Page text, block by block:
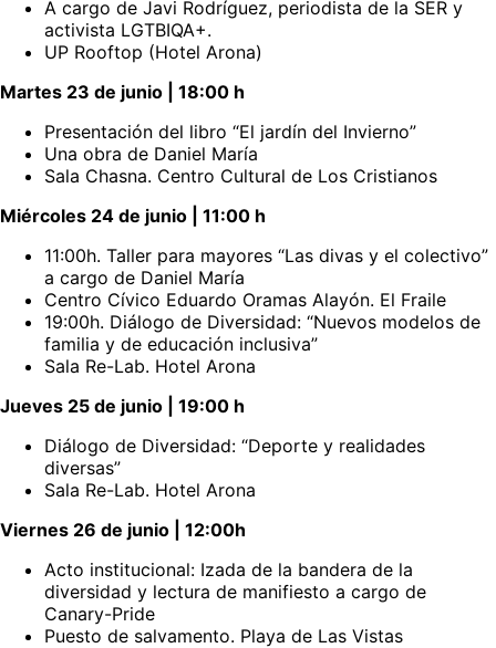
A cargo de Javi Rodríguez, periodista de la SER y
activista LGTBIQA+.
UP Rooftop (Hotel Arona)
Martes 23 de junio | 18:00 h
Presentación del libro “El jardín del Invierno”
Una obra de Daniel María
Sala Chasna. Centro Cultural de Los Cristianos
Miércoles 24 de junio | 11:00 h
11:00h. Taller para mayores “Las divas y el colectivo”
a cargo de Daniel María
Centro Cívico Eduardo Oramas Alayón. El Fraile
19:00h. Diálogo de Diversidad: “Nuevos modelos de
familia y de educación inclusiva”
Sala Re-Lab. Hotel Arona
Jueves 25 de junio | 19:00 h
Diálogo de Diversidad: “Deporte y realidades
diversas”
Sala Re-Lab. Hotel Arona
Viernes 26 de junio | 12:00h
Acto institucional: Izada de la bandera de la
diversidad y lectura de manifiesto a cargo de
Canary-Pride
Puesto de salvamento. Playa de Las Vistas